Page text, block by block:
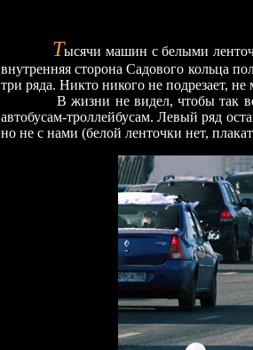
Тысячи машин с белыми
внутренняя сторона Садового кольца
три ряда. Никто никого не подрезает, не
В жизни не видел, чтобы так
автобусам-троллейбусам. Левый ряд
но не с нами (белой ленточки нет,